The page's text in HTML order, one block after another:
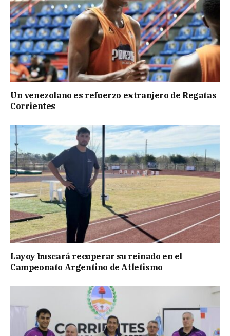
Un venezolano es refuerzo extranjero de Regatas
Corrientes
Layoy buscará recuperar su reinado en el
Campeonato Argentino de Atletismo